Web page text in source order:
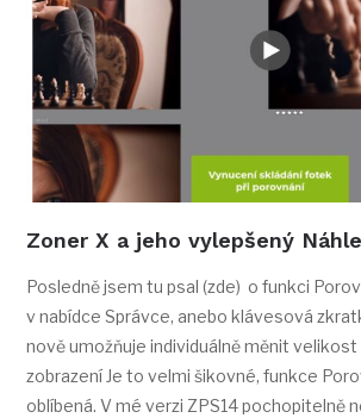
Zoner X a jeho vylepšený
Posledně jsem tu psal (zde) o funkci
v nabídce Správce, anebo klávesová
nově umožňuje individuálně měnit velikost
zobrazení Je to velmi šikovné, funkce
oblíbená. V mé verzi ZPS14 pochopitelně